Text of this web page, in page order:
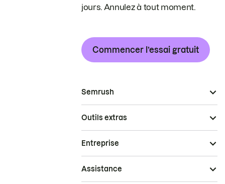
jours. Annulez à tout moment.
Commencer l’essai gratuit
Semrush
Outils extras
Entreprise
Assistance